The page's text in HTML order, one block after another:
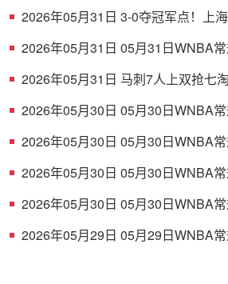
2026年05月31日 3-0夺冠军点！上
2026年05月31日 05月31日WNBA
2026年05月31日 马刺7人上双抢七
2026年05月30日 05月30日WNBA
2026年05月30日 05月30日WNBA
2026年05月30日 05月30日WNBA
2026年05月30日 05月30日WNBA
2026年05月29日 05月29日WNBA